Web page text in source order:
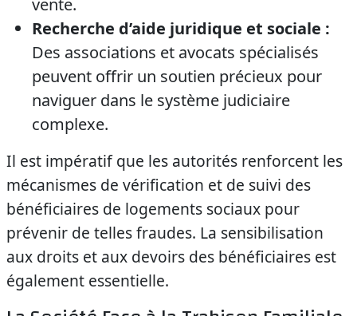
vente.
Recherche d’aide juridique et sociale :
Des associations et avocats spécialisés
peuvent offrir un soutien précieux pour
naviguer dans le système judiciaire
complexe.
Il est impératif que les autorités renforcent les
mécanismes de vérification et de suivi des
bénéficiaires de logements sociaux pour
prévenir de telles fraudes. La sensibilisation
aux droits et aux devoirs des bénéficiaires est
également essentielle.